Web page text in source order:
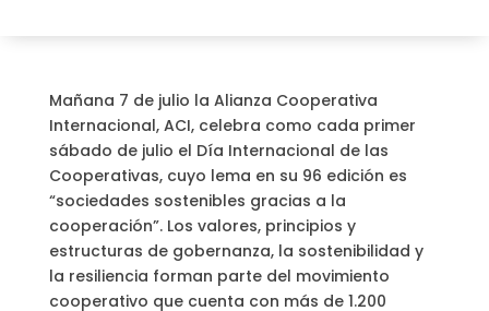
Mañana 7 de julio la Alianza Cooperativa
Internacional, ACI, celebra como cada primer
sábado de julio el Día Internacional de las
Cooperativas, cuyo lema en su 96 edición es
“sociedades sostenibles gracias a la
cooperación”. Los valores, principios y
estructuras de gobernanza, la sostenibilidad y
la resiliencia forman parte del movimiento
cooperativo que cuenta con más de 1.200